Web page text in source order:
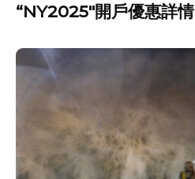
“NY2025″開戶優惠詳情